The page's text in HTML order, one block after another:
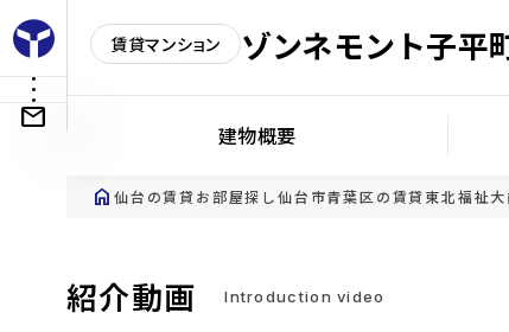
賃貸マンション ゾンネモント子平
建物概要
home 仙台の賃貸お部屋探し仙台市青葉区の賃貸東北福祉
紹介動画 Introduction video